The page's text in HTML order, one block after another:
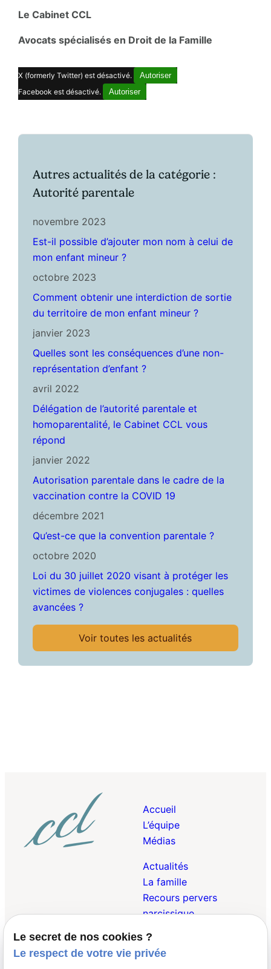
Le Cabinet CCL
Avocats spécialisés en Droit de la Famille
X (formerly Twitter) est désactivé.
Autoriser
Facebook est désactivé.
Autoriser
Autres actualités de la catégorie :
Autorité parentale
novembre 2023
Est-il possible d’ajouter mon nom à celui de
mon enfant mineur ?
octobre 2023
Comment obtenir une interdiction de sortie
du territoire de mon enfant mineur ?
janvier 2023
Quelles sont les conséquences d’une non-
représentation d’enfant ?
avril 2022
Délégation de l’autorité parentale et
homoparentalité, le Cabinet CCL vous
répond
janvier 2022
Autorisation parentale dans le cadre de la
vaccination contre la COVID 19
décembre 2021
Qu’est-ce que la convention parentale ?
octobre 2020
Loi du 30 juillet 2020 visant à protéger les
victimes de violences conjugales : quelles
avancées ?
Voir toutes les actualités
Accueil
L’équipe
Médias
Actualités
La famille
Recours pervers
narcissique
Droit Pénal de la
Famille
Le secret de nos cookies ?
Le respect de votre vie privée